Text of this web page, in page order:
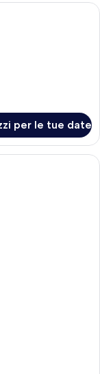
d'albergo moderna con
per le tue date